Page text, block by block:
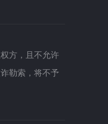
方，且不允许
勒索，将不予